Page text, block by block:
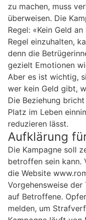
zu machen, muss
überweisen. Die
Regel: «Kein Geld
Regel einzuhalten,
denn die
gezielt Emotionen
Aber es ist wichtig,
wer kein Geld gibt,
Die Beziehung
Platz im Leben
reduzieren lässt.
Aufklärung
Die Kampagne soll
betroffen sein kann.
die Website
Vorgehensweise
auf Betroffene.
melden, um